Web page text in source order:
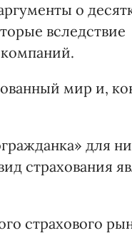
о
вследствие
мир и,
для
страхования
страхового